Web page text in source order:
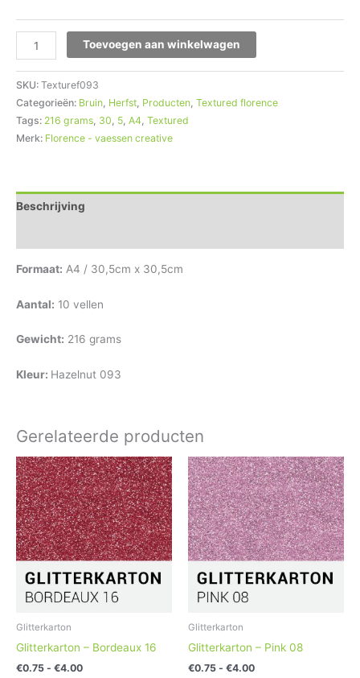
Toevoegen aan winkelwagen
SKU: Texturef093
Categorieën: Bruin Herfst Producten Textured florence
Tags: 216 grams 30 5 A4 Textured
Merk: Florence - vaessen creative
Beschrijving
Formaat: A4 / 30,5cm x 30,5cm
Aantal: 10 vellen
Gewicht: 216 grams
Kleur: Hazelnut 093
Gerelateerde producten
Glitterkarton
Glitterkarton – Bordeaux 16
€0.75 - €4.00
Prijsklasse:
€0.75
tot
€4.00
Dit
product
heeft
meerdere
variaties.
Deze
optie
kan
op
Glitterkarton
Glitterkarton – Pink 08
€0.75 - €4.00
Prijsklasse:
€0.75
tot
€4.00
Dit
product
heeft
meerdere
variaties.
Deze
optie
kan
op